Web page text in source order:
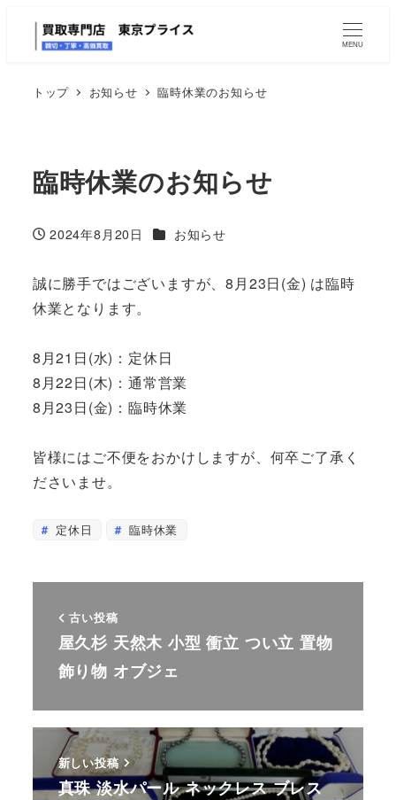
MENU
トップ お知らせ 臨時休業のお知らせ
臨時休業のお知らせ
投稿日
2024年8月20日 カテゴリー
お知らせ
誠に勝手ではございますが、8月23日(金) は臨時
休業となります。
8月21日(水)：定休日
8月22日(木)：通常営業
8月23日(金)：臨時休業
皆様にはご不便をおかけしますが、何卒ご了承く
ださいませ。
定休日 臨時休業
古い投稿
屋久杉 天然木 小型 衝立 つい立 置物
飾り物 オブジェ
新しい投稿
真珠 淡水パール ネックレス ブレス